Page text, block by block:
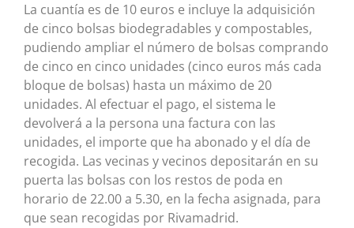
La cuantía es de 10 euros e incluye la adquisición
de cinco bolsas biodegradables y compostables,
pudiendo ampliar el número de bolsas comprando
de cinco en cinco unidades (cinco euros más cada
bloque de bolsas) hasta un máximo de 20
unidades. Al efectuar el pago, el sistema le
devolverá a la persona una factura con las
unidades, el importe que ha abonado y el día de
recogida. Las vecinas y vecinos depositarán en su
puerta las bolsas con los restos de poda en
horario de 22.00 a 5.30, en la fecha asignada, para
que sean recogidas por Rivamadrid.